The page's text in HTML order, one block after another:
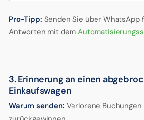
Pro-Tipp: Senden Sie über WhatsApp
Antworten mit dem
3. Erinnerung an einen
Einkaufswagen
Warum senden: Verlorene